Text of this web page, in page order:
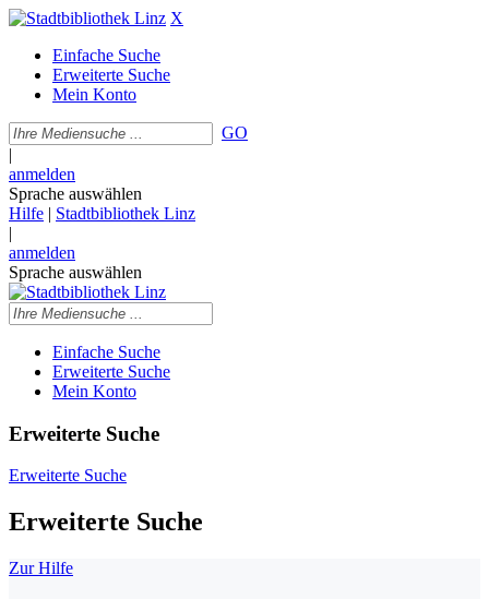
X
Einfache Suche
Erweiterte Suche
Mein Konto
GO
|
anmelden
Sprache auswählen
Hilfe | Stadtbibliothek Linz
|
anmelden
Sprache auswählen
Einfache Suche
Erweiterte Suche
Mein Konto
Erweiterte Suche
Erweiterte Suche
Erweiterte Suche
Zur Hilfe